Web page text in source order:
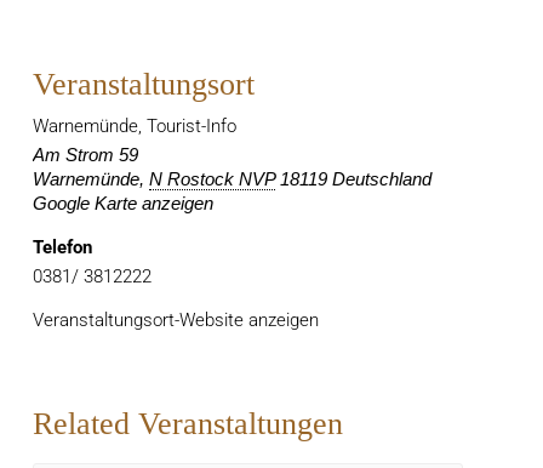
Veranstaltungsort
Warnemünde, Tourist-Info
Am Strom 59
Warnemünde, N Rostock NVP 18119 Deutschland
Google Karte anzeigen
Telefon
0381/ 3812222
Veranstaltungsort-Website anzeigen
Related Veranstaltungen